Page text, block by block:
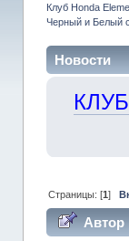
Клуб Honda
Черный и Белый
Новости
Страницы: [1]
Автор